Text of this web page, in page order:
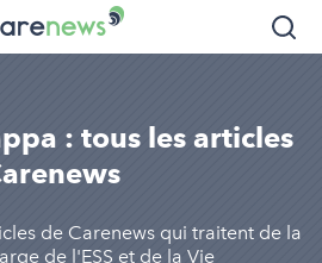
: tous les articles
de Carenews qui traitent de la
de l'ESS et de la Vie